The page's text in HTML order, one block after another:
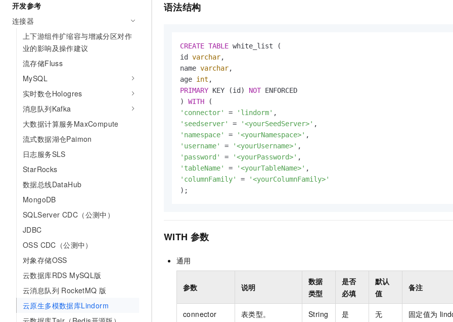
开发参考
连接器
上下游组件扩缩容与增减分区对作
业的影响及操作建议
流存储Fluss
MySQL
实时数仓Hologres
消息队列Kafka
大数据计算服务MaxCompute
流式数据湖仓Paimon
日志服务SLS
StarRocks
数据总线DataHub
MongoDB
SQLServer CDC（公测中）
JDBC
OSS CDC（公测中）
对象存储OSS
云数据库RDS MySQL版
云消息队列 RocketMQ 版
云原生多模数据库Lindorm
语法结构
CREATE TABLE white_list (
id varchar,
name varchar,
age int
PRIMARY KEY (id) NOT ENFORCED
) WITH
'connector'
= 'lindorm'
'seedserver'
= '<yourSeedServer>'
'namespace'
= '<yourNamespace>'
'username'
= '<yourUsername>'
'password'
= '<yourPassword>'
'tableName'
= '<yourTableName>'
'columnFamily'
=
'<yourColumnFamily>'
);
WITH 参数
通用
参数 说明
数据
类型
是否
必填
默认
值
备注
connector 表类型。 String 是 无 固定值为